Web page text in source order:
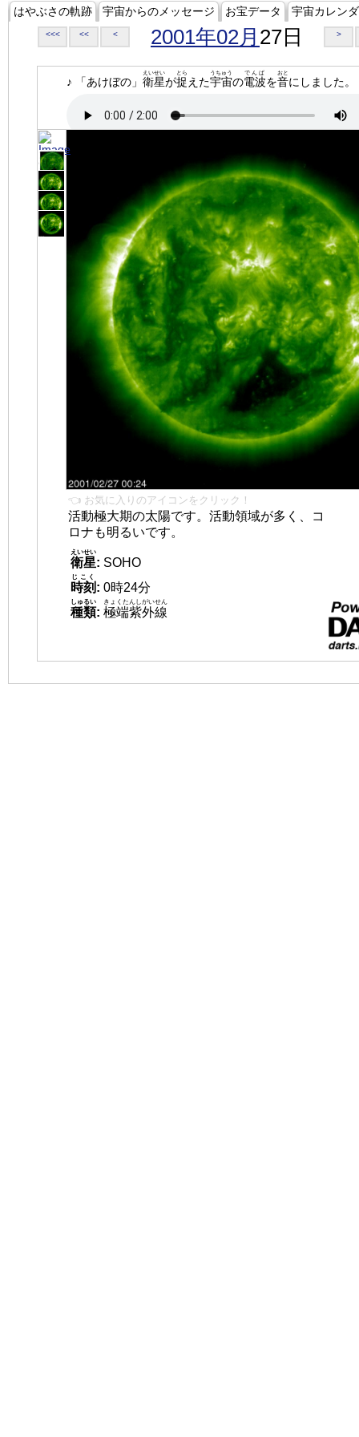
はやぶさの軌跡 宇宙からのメッセージ お宝データ 宇宙カレン
<<< << < 2001年02月 27日 >
♪ 「あけぼの」 衛星
えいせい
が捉
とら
えた宇宙
うちゅう
の電波
でんぱ
を音
おと
にしました。
👈 お気に入りのアイコンをクリック！
活動極大期の太陽です。活動領域が多く、コ
ロナも明るいです。
衛星
えいせい
: SOHO
時刻
じこく
: 0時24分
種類
しゅるい
: 極端紫外線
きょくたんしがいせん